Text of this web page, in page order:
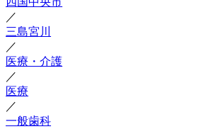
／
三島宮川
／
医療・介護
／
医療
／
一般歯科